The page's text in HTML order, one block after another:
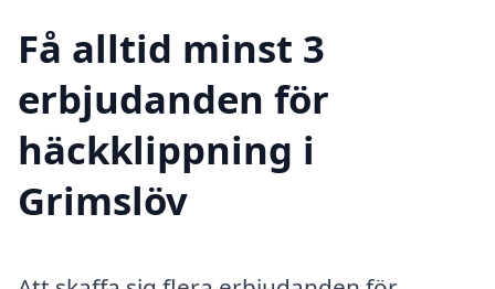
Få alltid minst 3
erbjudanden för
häckklippning i
Grimslöv